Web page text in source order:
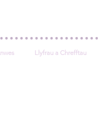
Llyfrau a Chrefftau